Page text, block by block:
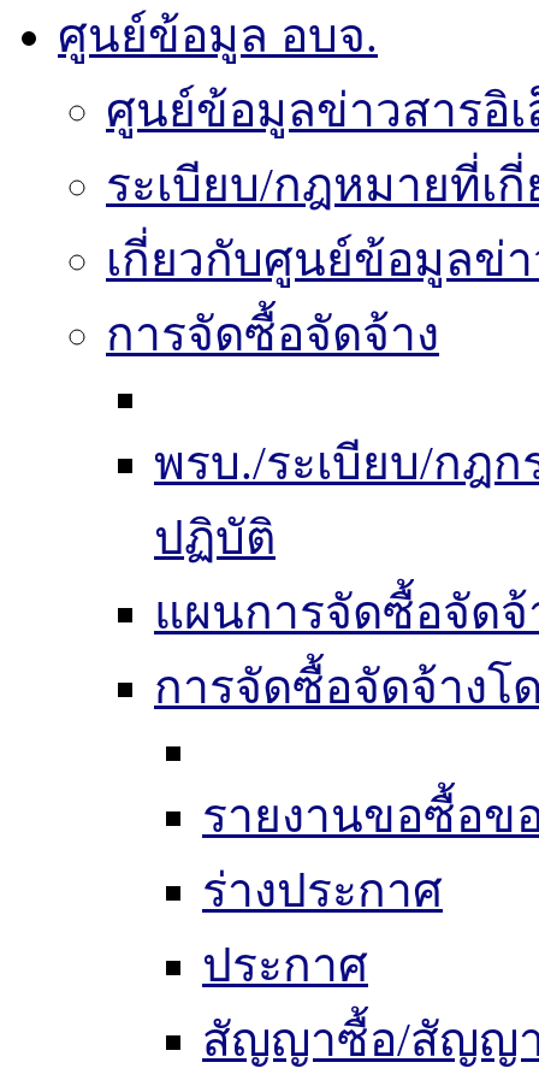
ศูนย์ข้อมูล อบจ.
ศูนย์ข้อมูลข่าวสารอิ
ระเบียบ/กฎหมายที่เ
เกี่ยวกับศูนย์ข้อมูลข่
การจัดซื้อจัดจ้าง
พรบ./ระเบียบ/กฎ
ปฏิบัติ
แผนการจัดซื้อจัดจ้
การจัดซื้อจัดจ้าง
รายงานขอซื้อข
ร่างประกาศ
ประกาศ
สัญญาซื้อ/สัญญ